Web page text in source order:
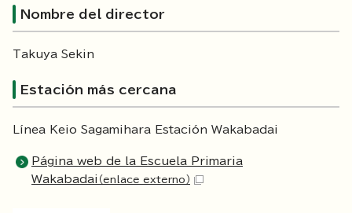
Nombre del director
Takuya Sekin
Estación más cercana
Línea Keio Sagamihara Estación Wakabadai
Página web de la Escuela Primaria
Wakabadai （enlace externo）